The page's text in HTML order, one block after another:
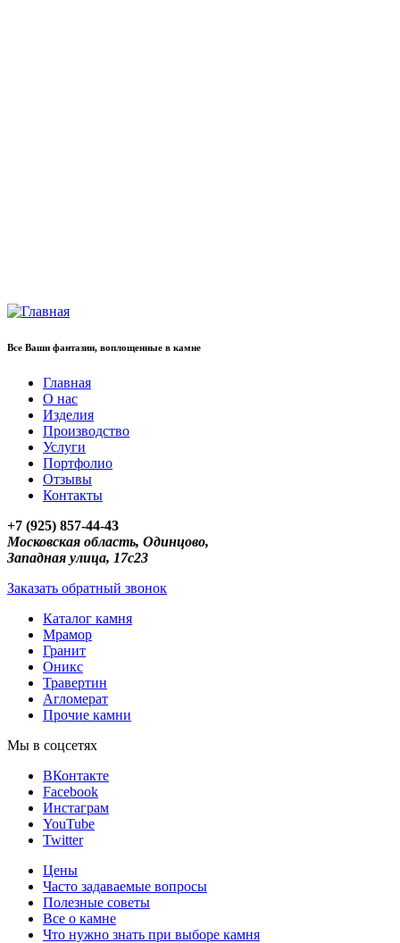
Все Ваши фантазии, воплощенные в камне
Главная
О нас
Изделия
Производство
Услуги
Портфолио
Отзывы
Контакты
+7 (925) 857-44-43
Московская область, Одинцово,
Западная улица, 17с23
Заказать обратный звонок
Каталог камня
Мрамор
Гранит
Оникс
Травертин
Агломерат
Прочие камни
Мы в соцсетях
ВКонтакте
Facebook
Инстаграм
YouTube
Twitter
Цены
Часто задаваемые вопросы
Полезные советы
Все о камне
Что нужно знать при выборе камня